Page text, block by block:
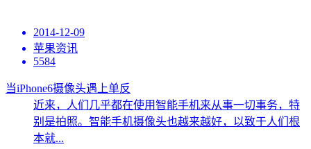
2014-12-09
苹果资讯
5584
当iPhone6摄像头遇上单反
近来，人们几乎都在使用智能手机来从事一切事务，特
别是拍照。智能手机摄像头也越来越好，以致于人们根
本就...